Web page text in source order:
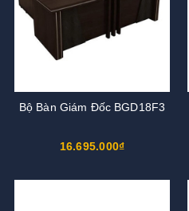
Bộ Bàn Giám Đốc BGD18F3
16.695.000₫